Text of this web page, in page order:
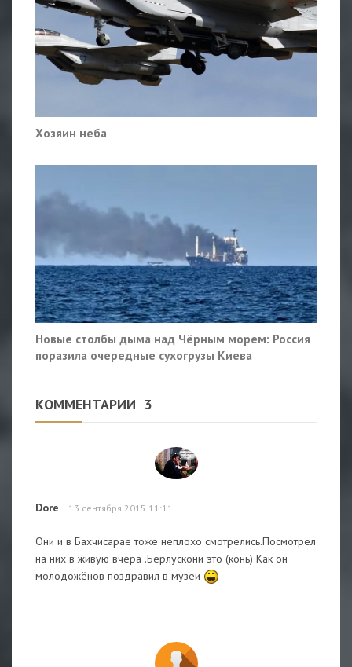
Хозяин неба
Новые столбы дыма над Чёрным морем: Россия
поразила очередные сухогрузы Киева
КОММЕНТАРИИ 3
Dore 13 сентября 2015 11:11
Они и в Бахчисарае тоже неплохо смотрелись.Посмотрел
на них в живую вчера .Берлускони это (конь) Как он
молодожёнов поздравил в музеи